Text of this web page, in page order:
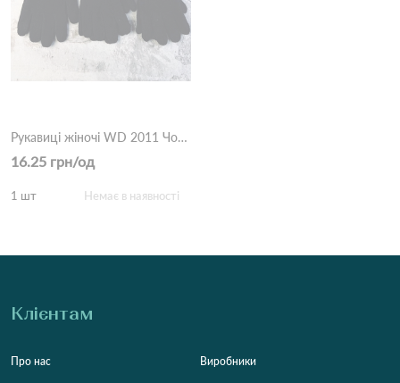
Рукавиці жіночі WD 2011 Чорний
16.25 грн/од
1 шт Немає в наявності
Клієнтам
Про нас Виробники